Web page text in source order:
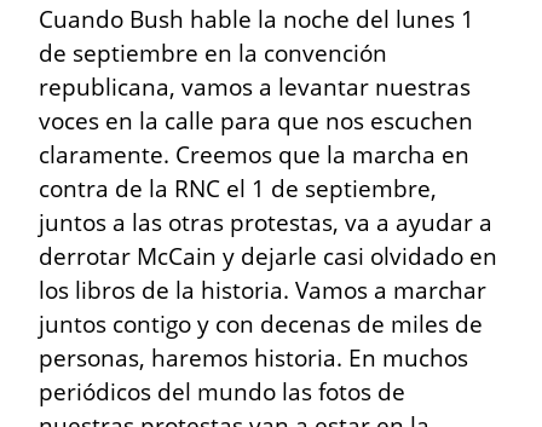
Cuando Bush hable la noche del lunes 1
de septiembre en la convención
republicana, vamos a levantar nuestras
voces en la calle para que nos escuchen
claramente. Creemos que la marcha en
contra de la RNC el 1 de septiembre,
juntos a las otras protestas, va a ayudar a
derrotar McCain y dejarle casi olvidado en
los libros de la historia. Vamos a marchar
juntos contigo y con decenas de miles de
personas, haremos historia. En muchos
periódicos del mundo las fotos de